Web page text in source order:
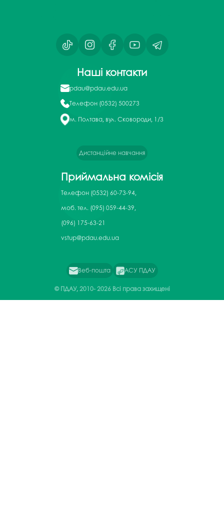
Наші контакти
pdau@pdau.edu.ua
Телефон (0532) 500273
м. Полтава, вул. Сковороди, 1/3
Дистанційне навчання
Приймальна комісія
Телефон (0532) 60-73-94,
моб. тел. (095) 059-44-39,
(096) 175-63-21
vstup@pdau.edu.ua
Веб-пошта АСУ ПДАУ
© ПДАУ, 2010-2026 Всі права захищені